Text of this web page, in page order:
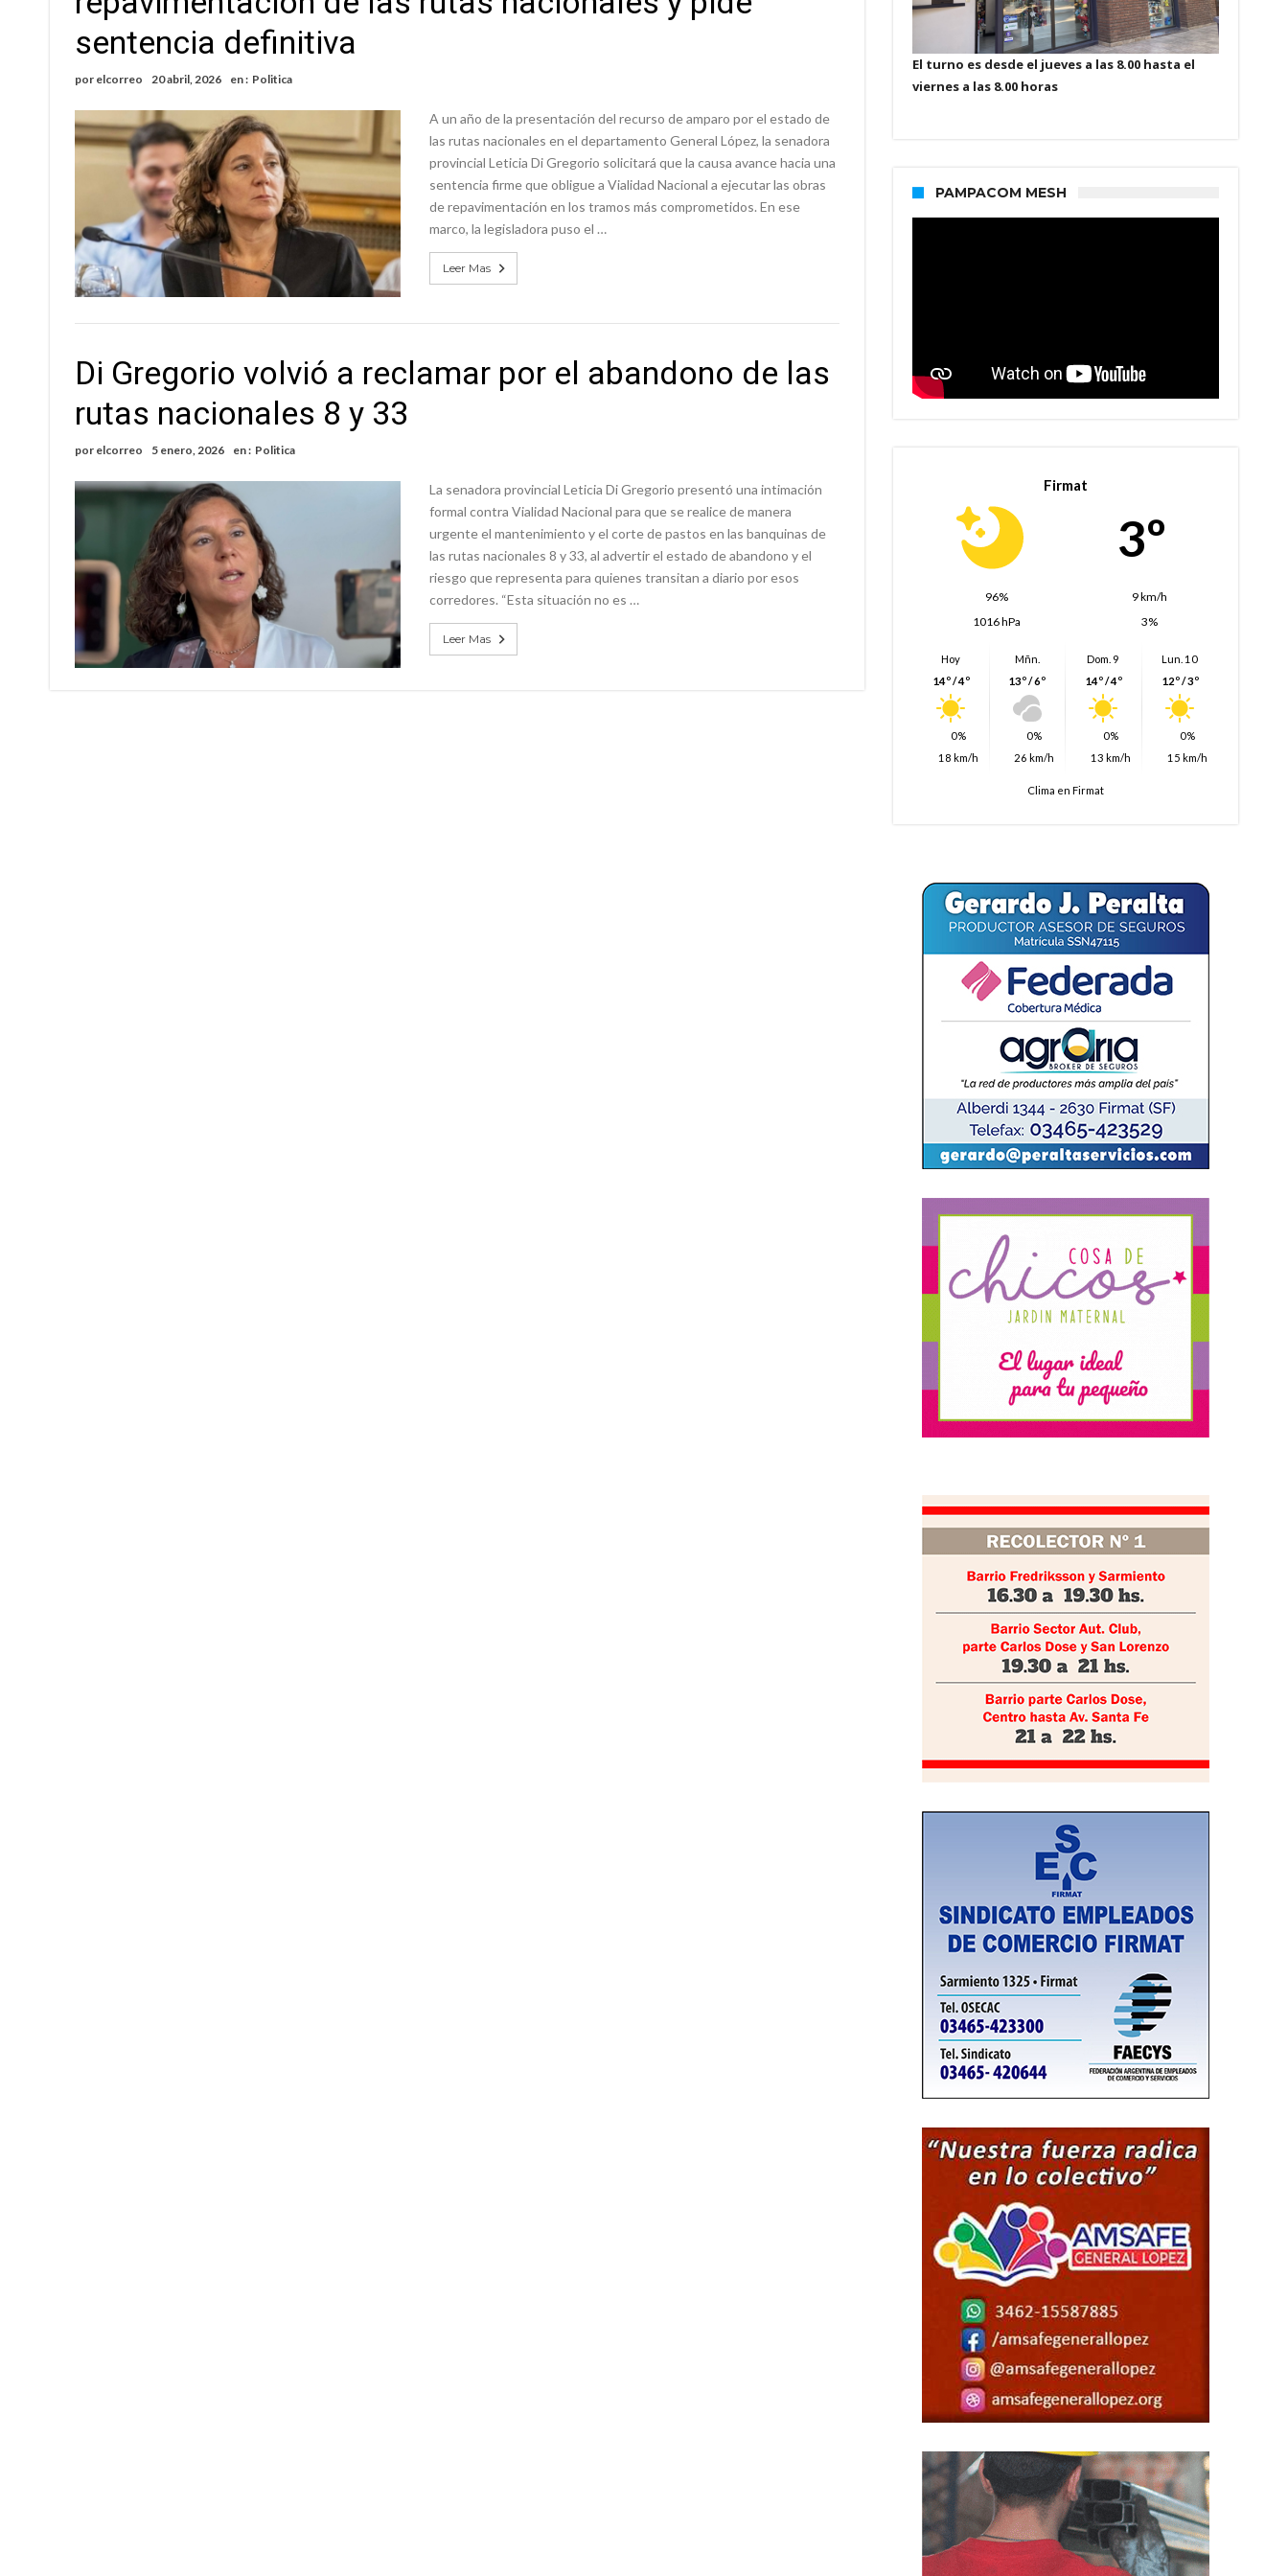
Villada: evalúan obras preventivas ante posibles lluvias intensas
sentencia definitiva
por elcorreo 20 abril, 2026 en : Politica
A un año de la presentación del recurso de amparo por el estado de
las rutas nacionales en el departamento General López, la senadora
provincial Leticia Di Gregorio solicitará que la causa avance hacia una
sentencia firme que obligue a Vialidad Nacional a ejecutar las obras
de repavimentación en los tramos más comprometidos. En ese
marco, la legisladora puso el …
Leer Mas
Di Gregorio volvió a reclamar por el abandono de las
rutas nacionales 8 y 33
por elcorreo 5 enero, 2026 en : Politica
La senadora provincial Leticia Di Gregorio presentó una intimación
formal contra Vialidad Nacional para que se realice de manera
urgente el mantenimiento y el corte de pastos en las banquinas de
las rutas nacionales 8 y 33, al advertir el estado de abandono y el
riesgo que representa para quienes transitan a diario por esos
corredores. “Esta situación no es …
Leer Mas
El turno es desde el jueves a las 8.00 hasta el
viernes a las 8.00 horas
PAMPACOM MESH
Firmat
3º
96%
9 km/h
1016 hPa
3%
Hoy
14º / 4º
0%
18 km/h
Mñn.
13º / 6º
0%
26 km/h
Dom. 9
14º / 4º
0%
13 km/h
Lun. 10
12º / 3º
0%
15 km/h
Clima en Firmat